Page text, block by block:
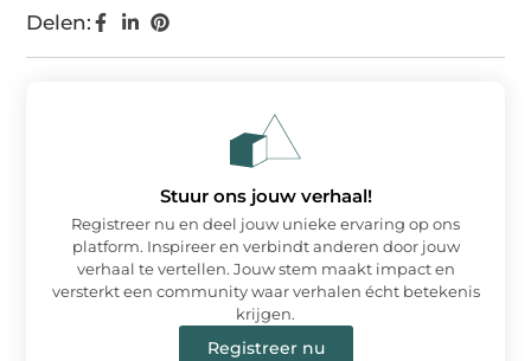
Delen:
Stuur ons jouw verhaal!
Registreer nu en deel jouw unieke ervaring op ons
platform. Inspireer en verbindt anderen door jouw
verhaal te vertellen. Jouw stem maakt impact en
versterkt een community waar verhalen écht betekenis
krijgen.
Registreer nu